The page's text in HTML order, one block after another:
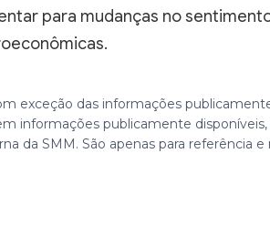
para mudanças no
exceção das informações
informações publicamente
da SMM. São apenas para referência